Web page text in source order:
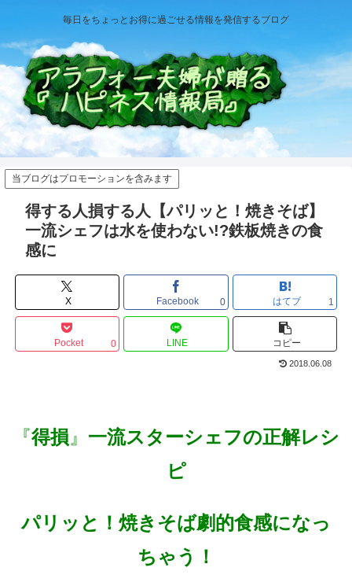
毎日をちょっとお得に過ごせる情報を発信するブログ
当ブログはプロモーションを含みます
得する人損する人【パリッと！焼きそば】
一流シェフは水を使わない!?鉄板焼きの食
感に
X Facebook 0 はてブ 1
Pocket 0 LINE コピー
2018.06.08
『得損 』 一流スターシェフの正解レシ
ピ
パリッと！ 焼きそば劇的食感になっ
ちゃう！